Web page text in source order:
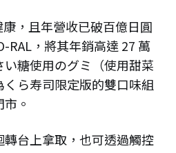
，且年營收已破百億日圓
RAL，將其年銷高達 27 萬
糖使用のグミ（使用甜菜
ら寿司限定版的雙口味組
。​
台上拿取，也可透過觸控